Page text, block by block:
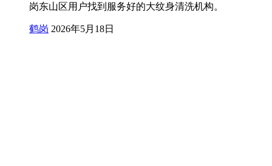
岗东山区用户找到服务好的大纹身清洗机构。
鹤岗 2026年5月18日